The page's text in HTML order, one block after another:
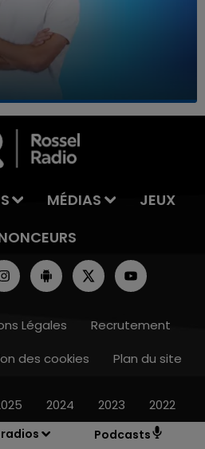
Podcasts
MÉDIAS
JEUX
Légales
Recrutement
des cookies Plan du site
2024 2023 2022